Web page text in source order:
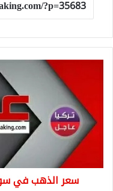
سوريا
يسجل
ارتفاع
جنوني
سعر الذهب في